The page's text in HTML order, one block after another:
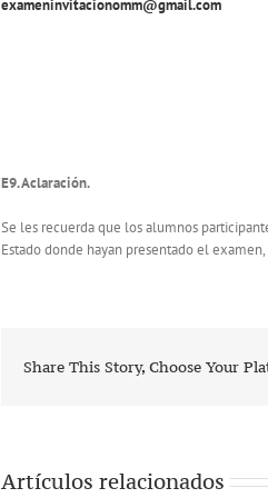
exameninvitacionomm@gmail.com
E9. Aclaración.
Se les recuerda que los alumnos
Estado donde hayan presentado el
Share This Story, Choose Your
Artículos relacionados